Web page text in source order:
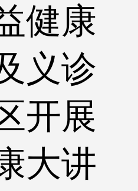
健康
义诊
开展
大讲